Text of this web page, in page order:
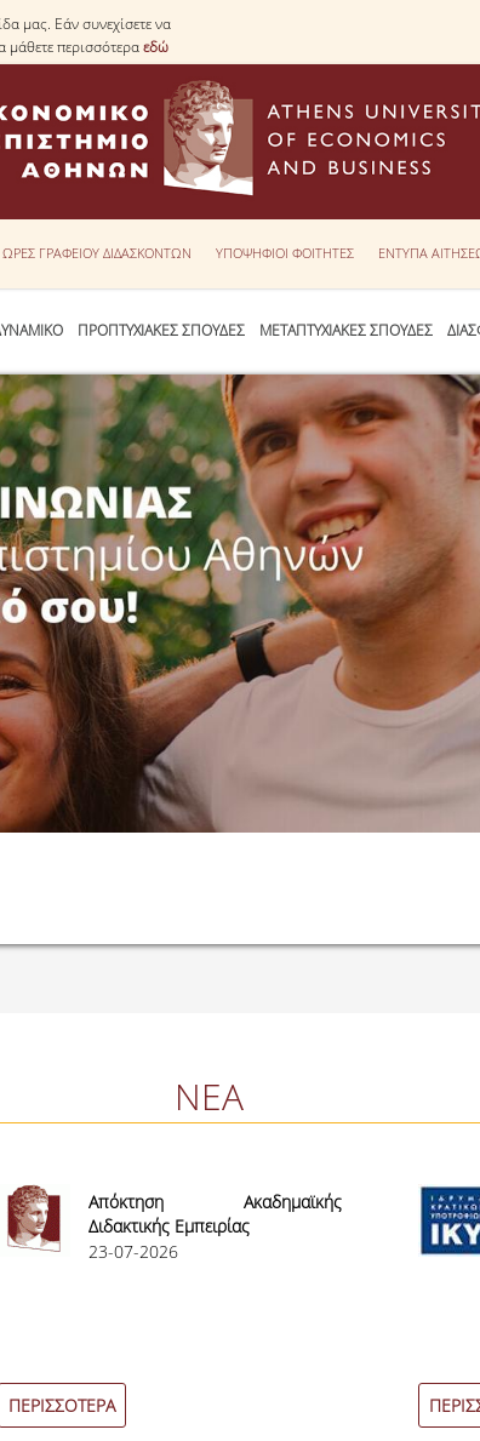
μας. Εάν συνεχίσετε να
μάθετε περισσότεραεδώ
ΩΡΕΣ ΓΡΑΦΕΙΟΥ ΔΙΔΑΣΚΟΝΤΩΝ ΥΠΟΨΗΦΙΟΙ ΦΟΙΤΗΤΕΣ ΕΝΤΥΠΑ
ΠΡΟΠΤΥΧΙΑΚΕΣ ΣΠΟΥΔΕΣ ΜΕΤΑΠΤΥΧΙΑΚΕΣ ΣΠΟΥΔΕΣ
ΝΕΑ
Απόκτηση Ακαδημαϊκής
Διδακτικής Εμπειρίας
23-07-2026
ΠΕΡΙΣΣΟΤΕΡΑ